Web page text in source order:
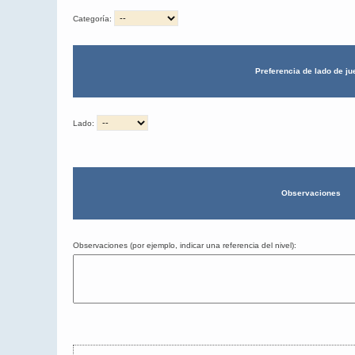
Categoría:
Preferencia de lado de
Lado:
Observaciones
Observaciones (por ejemplo, indicar una referencia del nivel):